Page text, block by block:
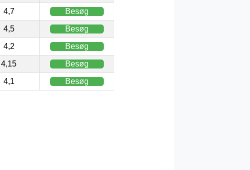
4,7 Besøg
4,5 Besøg
4,2 Besøg
4,15 Besøg
4,1 Besøg